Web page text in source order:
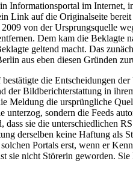
Informationsportal im Internet,
Link auf die Originalseite
von der Ursprungsquelle
Dem kam die Beklagte
geltend macht. Das
aus eben diesen Gründen
die Entscheidungen
der Bildberichterstattung in
Meldung die ursprüngliche
unterzog, sondern die Feeds
dass sie die unterschiedlichen
derselben keine Haftung als
Portals erst, wenn er
sie nicht Störerin geworden.